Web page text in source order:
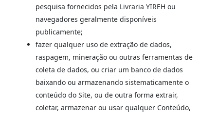
pesquisa fornecidos pela Livraria YIREH ou
navegadores geralmente disponíveis
publicamente;
fazer qualquer uso de extração de dados,
raspagem, mineração ou outras ferramentas de
coleta de dados, ou criar um banco de dados
baixando ou armazenando sistematicamente o
conteúdo do Site, ou de outra forma extrair,
coletar, armazenar ou usar qualquer Conteúdo,